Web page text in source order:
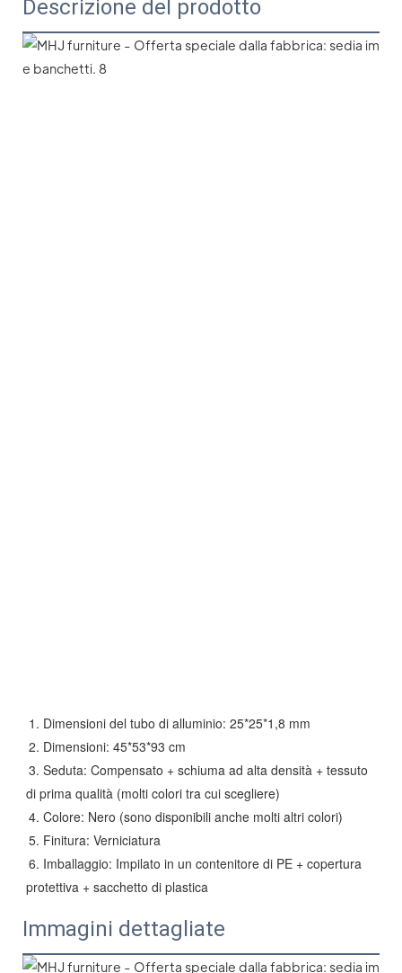
Descrizione del prodotto
1. Dimensioni del tubo di alluminio: 25*25*1,8 mm
2. Dimensioni: 45*53*93 cm
3. Seduta: Compensato + schiuma ad alta densità + tessuto
di prima qualità (molti colori tra cui scegliere)
4. Colore: Nero (sono disponibili anche molti altri colori)
5. Finitura: Verniciatura
6. Imballaggio: Impilato in un contenitore di PE + copertura
protettiva + sacchetto di plastica
Immagini dettagliate